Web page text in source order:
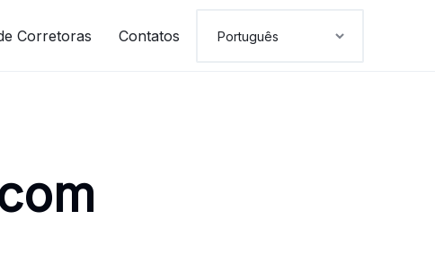
Corretoras Contatos